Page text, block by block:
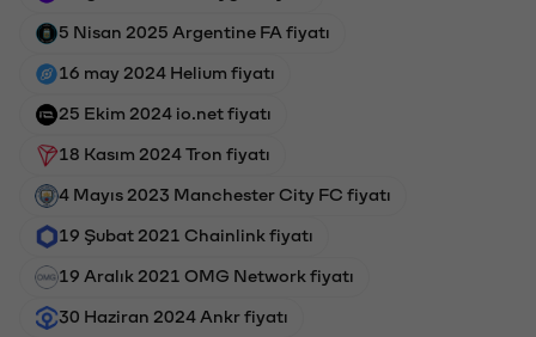
5 Nisan 2025 Argentine FA fiyatı
16 may 2024 Helium fiyatı
25 Ekim 2024 io.net fiyatı
18 Kasım 2024 Tron fiyatı
4 Mayıs 2023 Manchester City FC fiyatı
19 Şubat 2021 Chainlink fiyatı
19 Aralık 2021 OMG Network fiyatı
30 Haziran 2024 Ankr fiyatı